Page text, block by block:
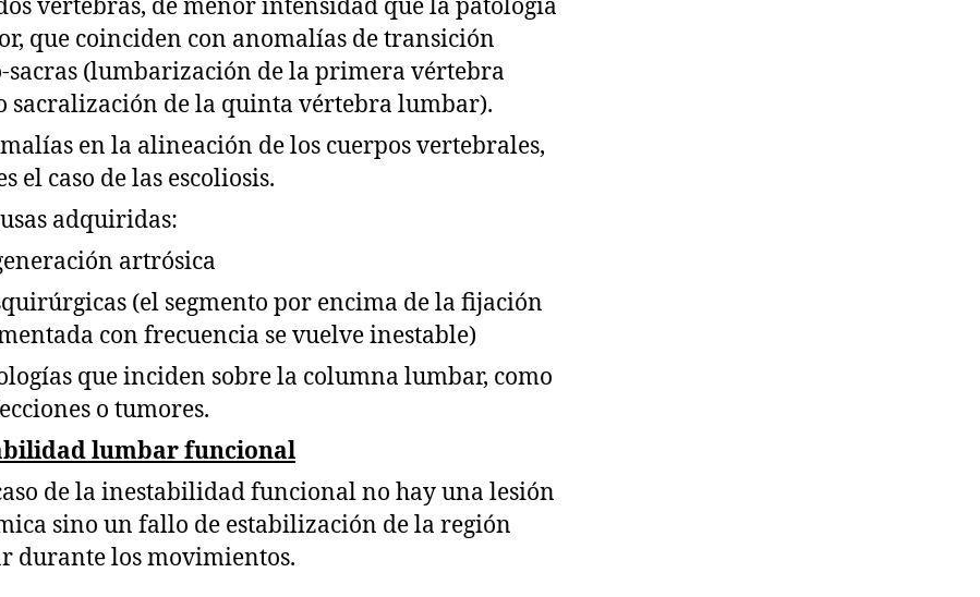
vértebras, de menor intensidad que la patología
que coinciden con anomalías de transición
sacras (lumbarización de la primera vértebra
sacralización de la quinta vértebra lumbar).
en la alineación de los cuerpos vertebrales,
el caso de las escoliosis.
adquiridas:
artrósica
(el segmento por encima de la fijación
con frecuencia se vuelve inestable)
que inciden sobre la columna lumbar, como
o tumores.
lumbar funcional
de la inestabilidad funcional no hay una lesión
sino un fallo de estabilización de la región
durante los movimientos.